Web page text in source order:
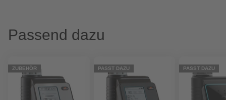
Passend dazu
ZUBEHÖR PASST DAZU PASST DAZU